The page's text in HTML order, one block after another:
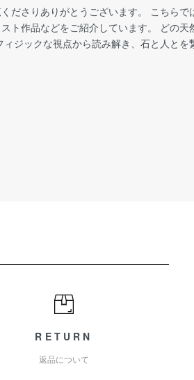
ださりありがとうございます。 こちら
ト作品などをご紹介しています。 どの
ジックな視点から読み解き、石と人とを
RETURN
返品について